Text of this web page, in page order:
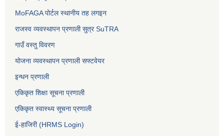
MoFAGA पोर्टल स्थानीय तह लगइन
राजस्व व्यवस्थापन प्रणाली सुत्र SuTRA
गाउँ वस्तु विवरण
योजना व्यवस्थापन प्रणाली सफ्टवेयर
इन्धन प्रणाली
एकिकृत शिक्षा सूचना प्रणाली
एकिकृत स्वास्थ्य सूचना प्रणाली
ई-हाजिरी (HRMS Login)